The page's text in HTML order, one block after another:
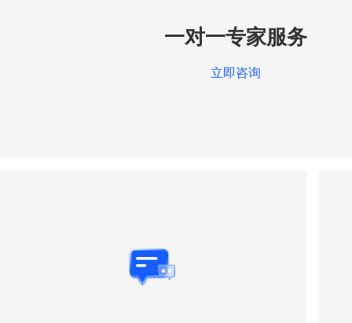
一对一专家服务
立即咨询